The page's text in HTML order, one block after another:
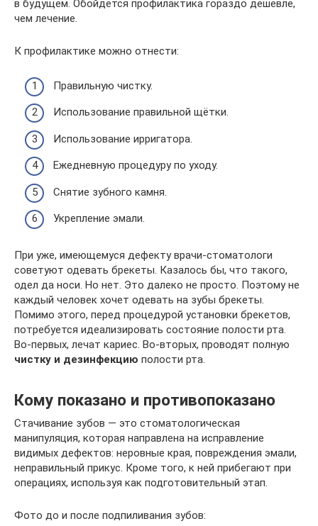
в будущем. Обойдётся профилактика гораздо дешевле,
чем лечение.
К профилактике можно отнести:
Правильную чистку.
Использование правильной щётки.
Использование ирригатора.
Ежедневную процедуру по уходу.
Снятие зубного камня.
Укрепление эмали.
При уже, имеющемуся дефекту врачи-стоматологи
советуют одевать брекеты. Казалось бы, что такого,
одел да носи. Но нет. Это далеко не просто. Поэтому не
каждый человек хочет одевать на зубы брекеты.
Помимо этого, перед процедурой установки брекетов,
потребуется идеализировать состояние полости рта.
Во-первых, лечат кариес. Во-вторых, проводят полную
чистку и дезинфекцию полости рта.
Кому показано и противопоказано
Стачивание зубов — это стоматологическая
манипуляция, которая направлена на исправление
видимых дефектов: неровные края, повреждения эмали,
неправильный прикус. Кроме того, к ней прибегают при
операциях, используя как подготовительный этап.
Фото до и после подпиливания зубов: